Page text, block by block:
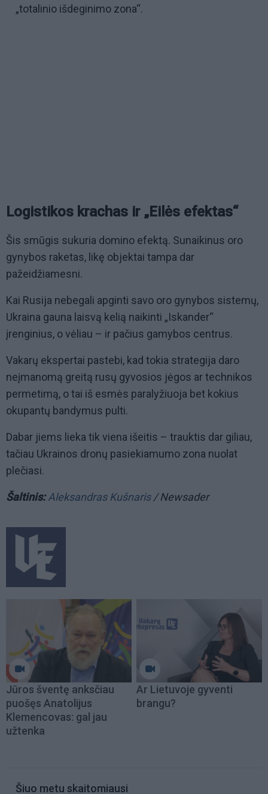
„totalinio išdeginimo zona“.
Logistikos krachas ir „Eilės efektas“
Šis smūgis sukuria domino efektą. Sunaikinus oro
gynybos raketas, likę objektai tampa dar
pažeidžiamesni.
Kai Rusija nebegali apginti savo oro gynybos sistemų,
Ukraina gauna laisvą kelią naikinti „Iskander“
įrenginius, o vėliau – ir pačius gamybos centrus.
Vakarų ekspertai pastebi, kad tokia strategija daro
neįmanomą greitą rusų gyvosios jėgos ar technikos
permetimą, o tai iš esmės paralyžiuoja bet kokius
okupantų bandymus pulti.
Dabar jiems lieka tik viena išeitis – trauktis dar giliau,
tačiau Ukrainos dronų pasiekiamumo zona nuolat
plečiasi.
Šaltinis:Aleksandras Kušnaris/ Newsader
Jūros šventę anksčiau
puošęs Anatolijus
Klemencovas: gal jau
užtenka
Ar Lietuvoje gyventi
brangu?
Šiuo metu skaitomiausi